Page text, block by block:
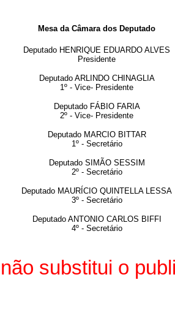
Mesa da Câmara dos Deputado
Deputado HENRIQUE EDUARDO ALVES
Presidente
Deputado ARLINDO CHINAGLIA
1º - Vice- Presidente
Deputado FÁBIO FARIA
2º - Vice- Presidente
Deputado MARCIO BITTAR
1º - Secretário
Deputado SIMÃO SESSIM
2º - Secretário
Deputado MAURÍCIO QUINTELLA LESSA
3º - Secretário
Deputado ANTONIO CARLOS BIFFI
4º - Secretário
substitui o